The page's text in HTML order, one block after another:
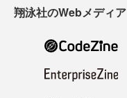
翔泳社のWebメディア